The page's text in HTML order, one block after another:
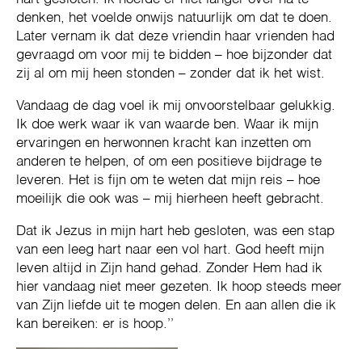
denken, het voelde onwijs natuurlijk om dat te doen.
Later vernam ik dat deze vriendin haar vrienden had
gevraagd om voor mij te bidden – hoe bijzonder dat
zij al om mij heen stonden – zonder dat ik het wist.
Vandaag de dag voel ik mij onvoorstelbaar gelukkig.
Ik doe werk waar ik van waarde ben. Waar ik mijn
ervaringen en herwonnen kracht kan inzetten om
anderen te helpen, of om een positieve bijdrage te
leveren. Het is fijn om te weten dat mijn reis – hoe
moeilijk die ook was – mij hierheen heeft gebracht.
Dat ik Jezus in mijn hart heb gesloten, was een stap
van een leeg hart naar een vol hart. God heeft mijn
leven altijd in Zijn hand gehad. Zonder Hem had ik
hier vandaag niet meer gezeten. Ik hoop steeds meer
van Zijn liefde uit te mogen delen. En aan allen die ik
kan bereiken: er is hoop.’’